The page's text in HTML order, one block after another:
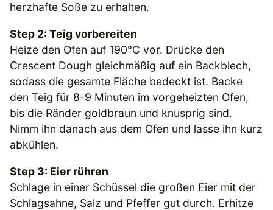
herzhafte Soße zu erhalten.
Step 2: Teig vorbereiten
Heize den Ofen auf 190°C vor. Drücke den
Crescent Dough gleichmäßig auf ein Backblech,
sodass die gesamte Fläche bedeckt ist. Backe
den Teig für 8-9 Minuten im vorgeheizten Ofen,
bis die Ränder goldbraun und knusprig sind.
Nimm ihn danach aus dem Ofen und lasse ihn kurz
abkühlen.
Step 3: Eier rühren
Schlage in einer Schüssel die großen Eier mit der
Schlagsahne, Salz und Pfeffer gut durch. Erhitze